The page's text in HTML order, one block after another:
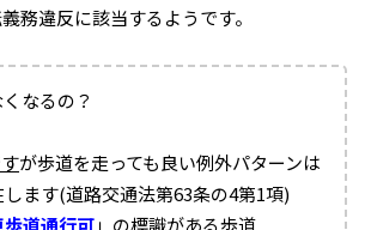
務違反に該当するようです。
なるの？
が歩道を走っても良い例外パターンは
ます(道路交通法第63条の4第1項)
道通行可」の標識がある歩道